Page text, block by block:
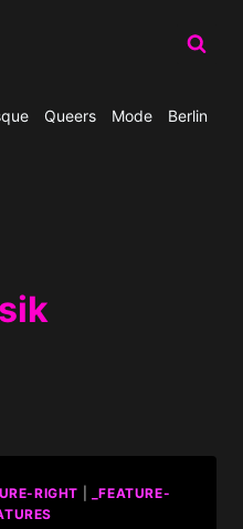
Queers Mode Berlin
RIGHT
_FEATURE-